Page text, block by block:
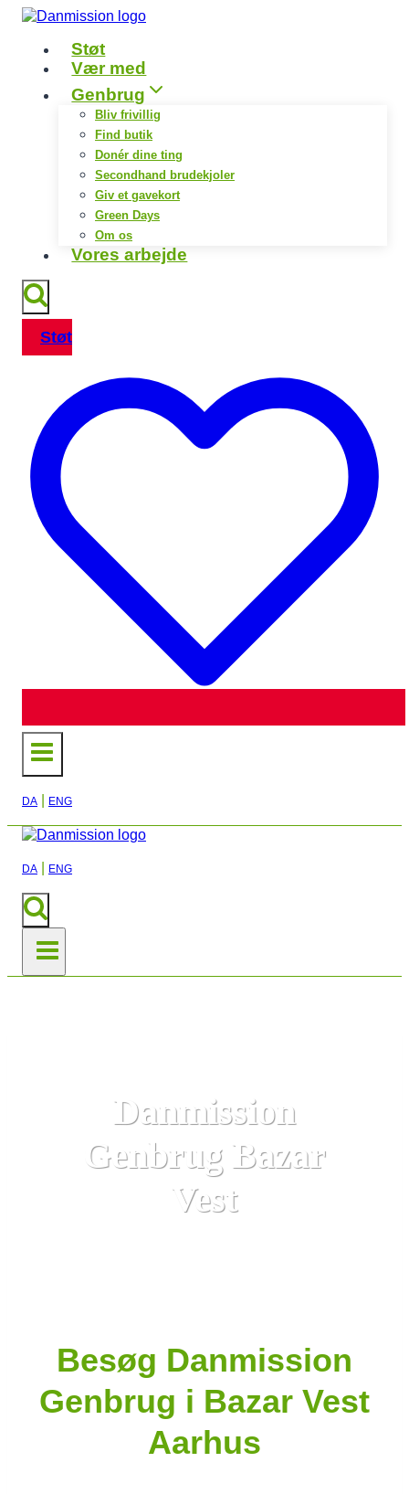
Fortsæt
indhold
Støt
Vær med
Genbrug
Bliv frivillig
Find butik
Donér dine ting
Secondhand brudekjoler
Giv et gavekort
Green Days
Om os
Vores arbejde
Støt
DA ENG
DA ENG
Danmission
Genbrug Bazar
Vest
Besøg Danmission
Genbrug i Bazar Vest
Aarhus